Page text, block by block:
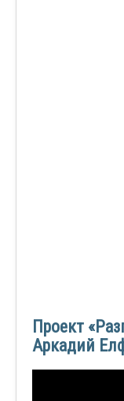
Проект
Аркадий